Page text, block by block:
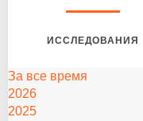
ИССЛЕДОВАНИЯ
За все время
2026
2025